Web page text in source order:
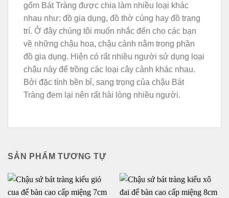
gốm Bát Tràng được chia làm nhiều loại khác
nhau như: đồ gia dụng, đồ thờ cúng hay đồ trang
trí. Ở đây chúng tôi muốn nhắc đến cho các bạn
về những chậu hoa, chậu cảnh nằm trong phần
đồ gia dụng. Hiện có rất nhiều người sử dụng loại
chậu này để trồng các loại cây cảnh khác nhau.
Bởi đặc tính bền bỉ, sang trọng của chậu Bát
Tràng đem lại nên rất hài lòng nhiều người.
SẢN PHẨM TƯƠNG TỰ